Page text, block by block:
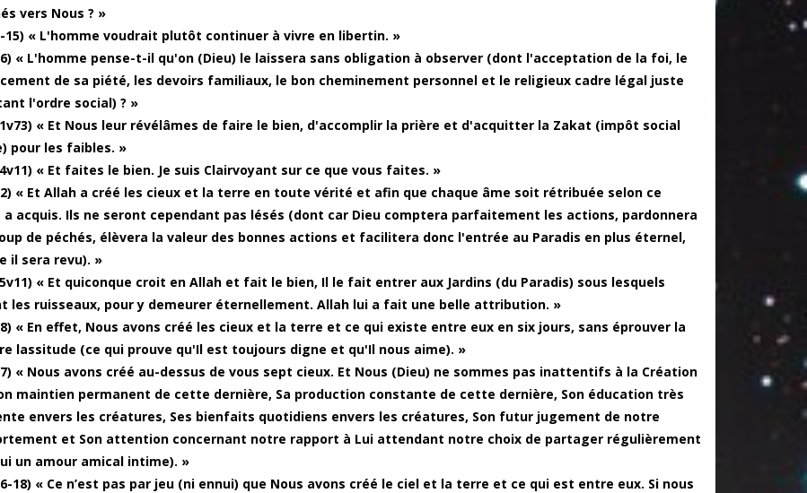
vers Nous ? »
15) « L'homme voudrait plutôt continuer à vivre en libertin. »
« L'homme pense-t-il qu'on (Dieu) le laissera sans obligation à observer (dont l'acceptation de la foi, le
de sa piété, les devoirs familiaux, le bon cheminement personnel et le religieux cadre légal juste
l'ordre social) ? »
« Et Nous leur révélâmes de faire le bien, d'accomplir la prière et d'acquitter la Zakat (impôt social
pour les faibles. »
« Et faites le bien. Je suis Clairvoyant sur ce que vous faites. »
« Et Allah a créé les cieux et la terre en toute vérité et afin que chaque âme soit rétribuée selon ce
a acquis. Ils ne seront cependant pas lésés (dont car Dieu comptera parfaitement les actions, pardonnera
de péchés, élèvera la valeur des bonnes actions et facilitera donc l'entrée au Paradis en plus éternel,
il sera revu). »
« Et quiconque croit en Allah et fait le bien, Il le fait entrer aux Jardins (du Paradis) sous lesquels
les ruisseaux, pour y demeurer éternellement. Allah lui a fait une belle attribution. »
« En effet, Nous avons créé les cieux et la terre et ce qui existe entre eux en six jours, sans éprouver la
lassitude (ce qui prouve qu'Il est toujours digne et qu'Il nous aime). »
« Nous avons créé au-dessus de vous sept cieux. Et Nous (Dieu) ne sommes pas inattentifs à la Création
maintien permanent de cette dernière, Sa production constante de cette dernière, Son éducation très
envers les créatures, Ses bienfaits quotidiens envers les créatures, Son futur jugement de notre
et Son attention concernant notre rapport à Lui attendant notre choix de partager régulièrement
un amour amical intime). »
18) « Ce n’est pas par jeu (ni ennui) que Nous avons créé le ciel et la terre et ce qui est entre eux. Si nous